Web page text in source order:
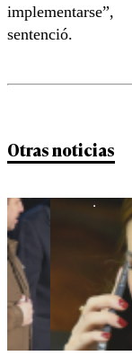
implementarse”,
sentenció.
Otras noticias